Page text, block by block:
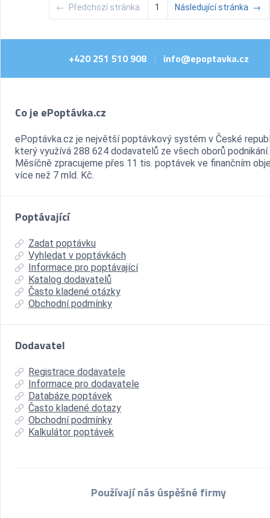
← Předchozí stránka 1 Následující stránka →
+420 251 510 908 | info@epoptavka.cz
Co je ePoptávka.cz
ePoptávka.cz je největší poptávkový systém v České
který využívá 288 624 dodavatelů ze všech oborů podnikání.
Měsíčně zpracujeme přes 11 tis. poptávek ve finančním
více než 7 mld. Kč.
Poptávající
Zadat poptávku
Vyhledat v poptávkách
Informace pro poptávající
Katalog dodavatelů
Často kladené otázky
Obchodní podmínky
Dodavatel
Registrace dodavatele
Informace pro dodavatele
Databáze poptávek
Často kladené dotazy
Obchodní podmínky
Kalkulátor poptávek
Používají nás úspěšné firmy